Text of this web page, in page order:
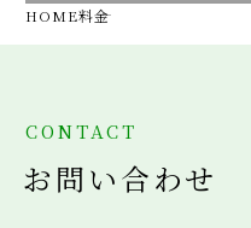
HOME料金
CONTACT
お問い合わせ